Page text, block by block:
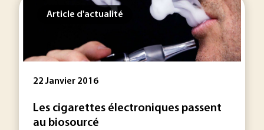
Article d'actualité
22 Janvier 2016
Les cigarettes électroniques passent
au biosourcé